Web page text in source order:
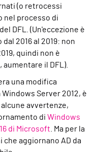
(o retrocessi
nel processo di
DFL. (Un'eccezione è
2016 al 2019: non
quindi non è
il DFL).
una modifica
Server 2012, è
avvertenze,
di Windows
di Microsoft . Ma per la
aggiornano AD da